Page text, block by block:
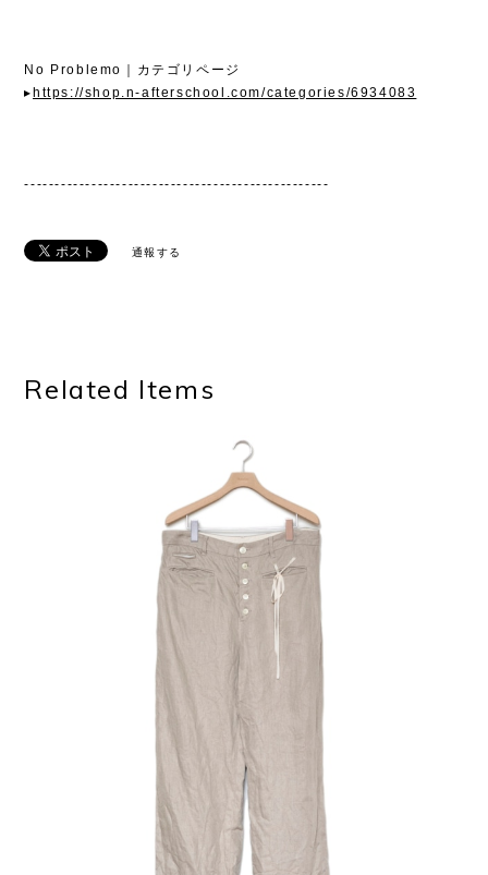
No Problemo｜カテゴリページ
▸https://shop.n-afterschool.com/categories/6934083
--------------------------------------------------
通報する
Related Items